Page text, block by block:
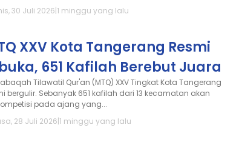
30 Juli 2026|1 minggu yang lalu
XXV Kota Tangerang Resmi
651 Kafilah Berebut Juara
Tilawatil Qur'an (MTQ) XXV Tingkat Kota Tangerang
bergulir. Sebanyak 651 kafilah dari 13 kecamatan akan
pada ajang yang...
28 Juli 2026|1 minggu yang lalu